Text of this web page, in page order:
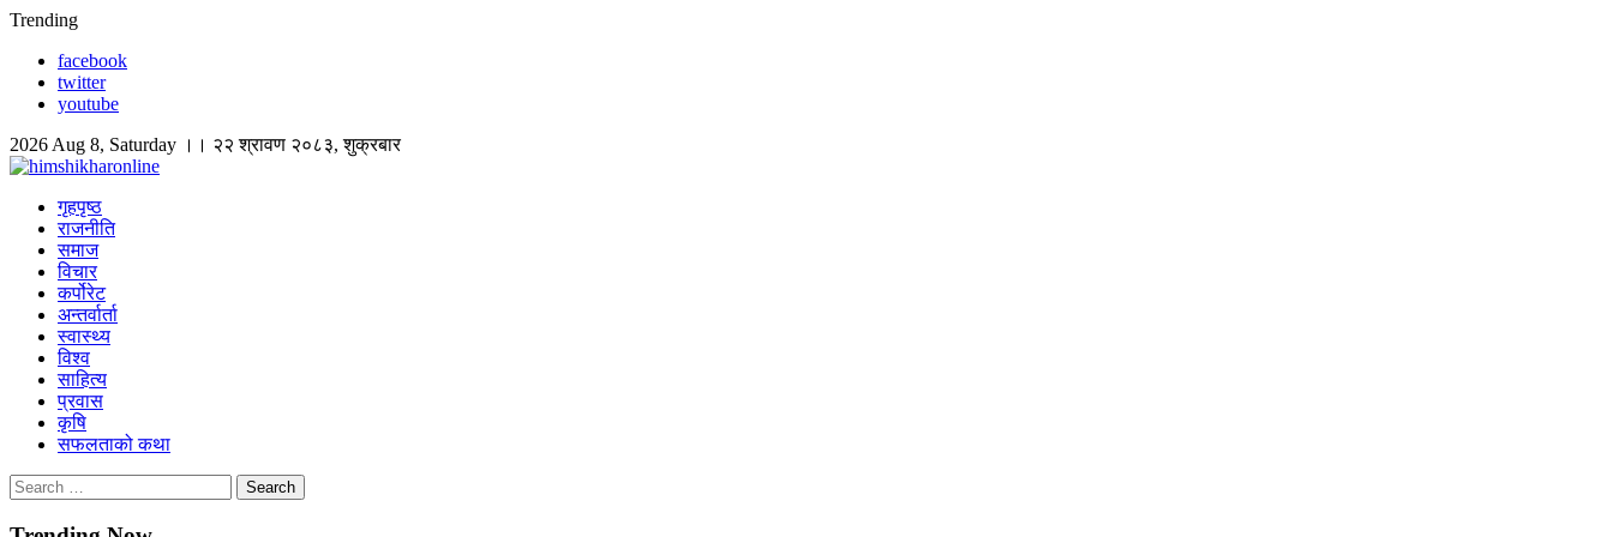
Skip
content
Trending
facebook
twitter
youtube
2026 Aug 8, Saturday ।। २२ श्रावण २०८३, शुक्रबार
Himshikhar Online
गृहपृष्ठ
राजनीति
समाज
विचार
कर्पोरेट
अन्तर्वार्ता
स्वास्थ्य
विश्व
साहित्य
प्रवास
कृषि
सफलताको कथा
Search
for: